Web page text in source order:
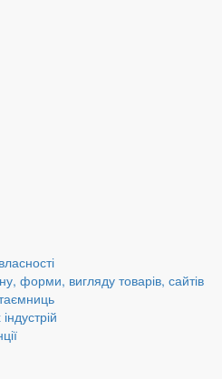
форми, вигляду товарів, сайтів